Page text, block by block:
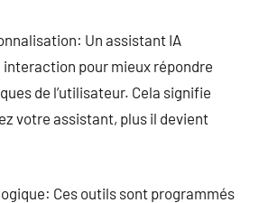
Un assistant IA
interaction pour mieux répondre
de l’utilisateur. Cela signifie
votre assistant, plus il devient
Ces outils sont programmés